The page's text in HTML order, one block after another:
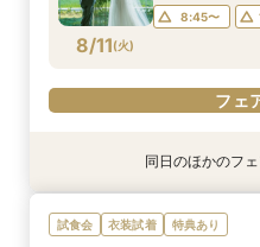
17:00〜
8/11(火)
8:45〜
フェ
衣装試着 特典あり
【お子様と叶え
ティでも安心フ
衣装試着 特典あり
【本格儀式殿
美食フェア
衣装試着 特典あり
【家族婚】安心
もてなし体験
【自宅でフェ
式場相談会
同日のほかのフ
試食会 衣装試着 特典あり